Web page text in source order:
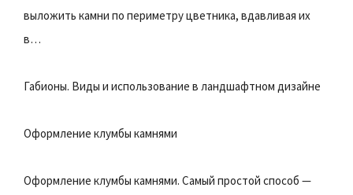
выложить камни по периметру цветника, вдавливая их
в…
Габионы. Виды и использование в ландшафтном дизайне
Оформление клумбы камнями
Оформление клумбы камнями. Самый простой способ —